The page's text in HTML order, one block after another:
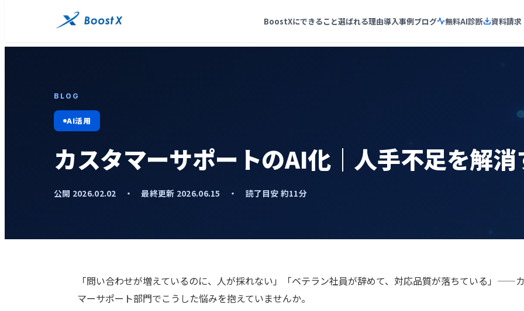
BoostXにできること選ばれる理由導入事例ブログ 無料AI診断 資料請求
BLOG
AI活用
カスタマーサポートのAI化｜人手不足を解
公開 2026.02.02 ・ 最終更新 2026.06.15 ・ 読了目安 約11分
「問い合わせが増えているのに、人が採れない」「ベテラン社員が辞めて、対応品質が落ちている」——
マーサポート部門でこうした悩みを抱えていませんか。